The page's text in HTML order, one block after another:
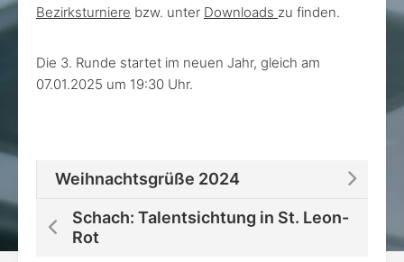
Bezirksturniere bzw. unter Downloads zu finden.
Die 3. Runde startet im neuen Jahr, gleich am
07.01.2025 um 19:30 Uhr.
Weihnachtsgrüße 2024
Schach: Talentsichtung in St. Leon-
Rot